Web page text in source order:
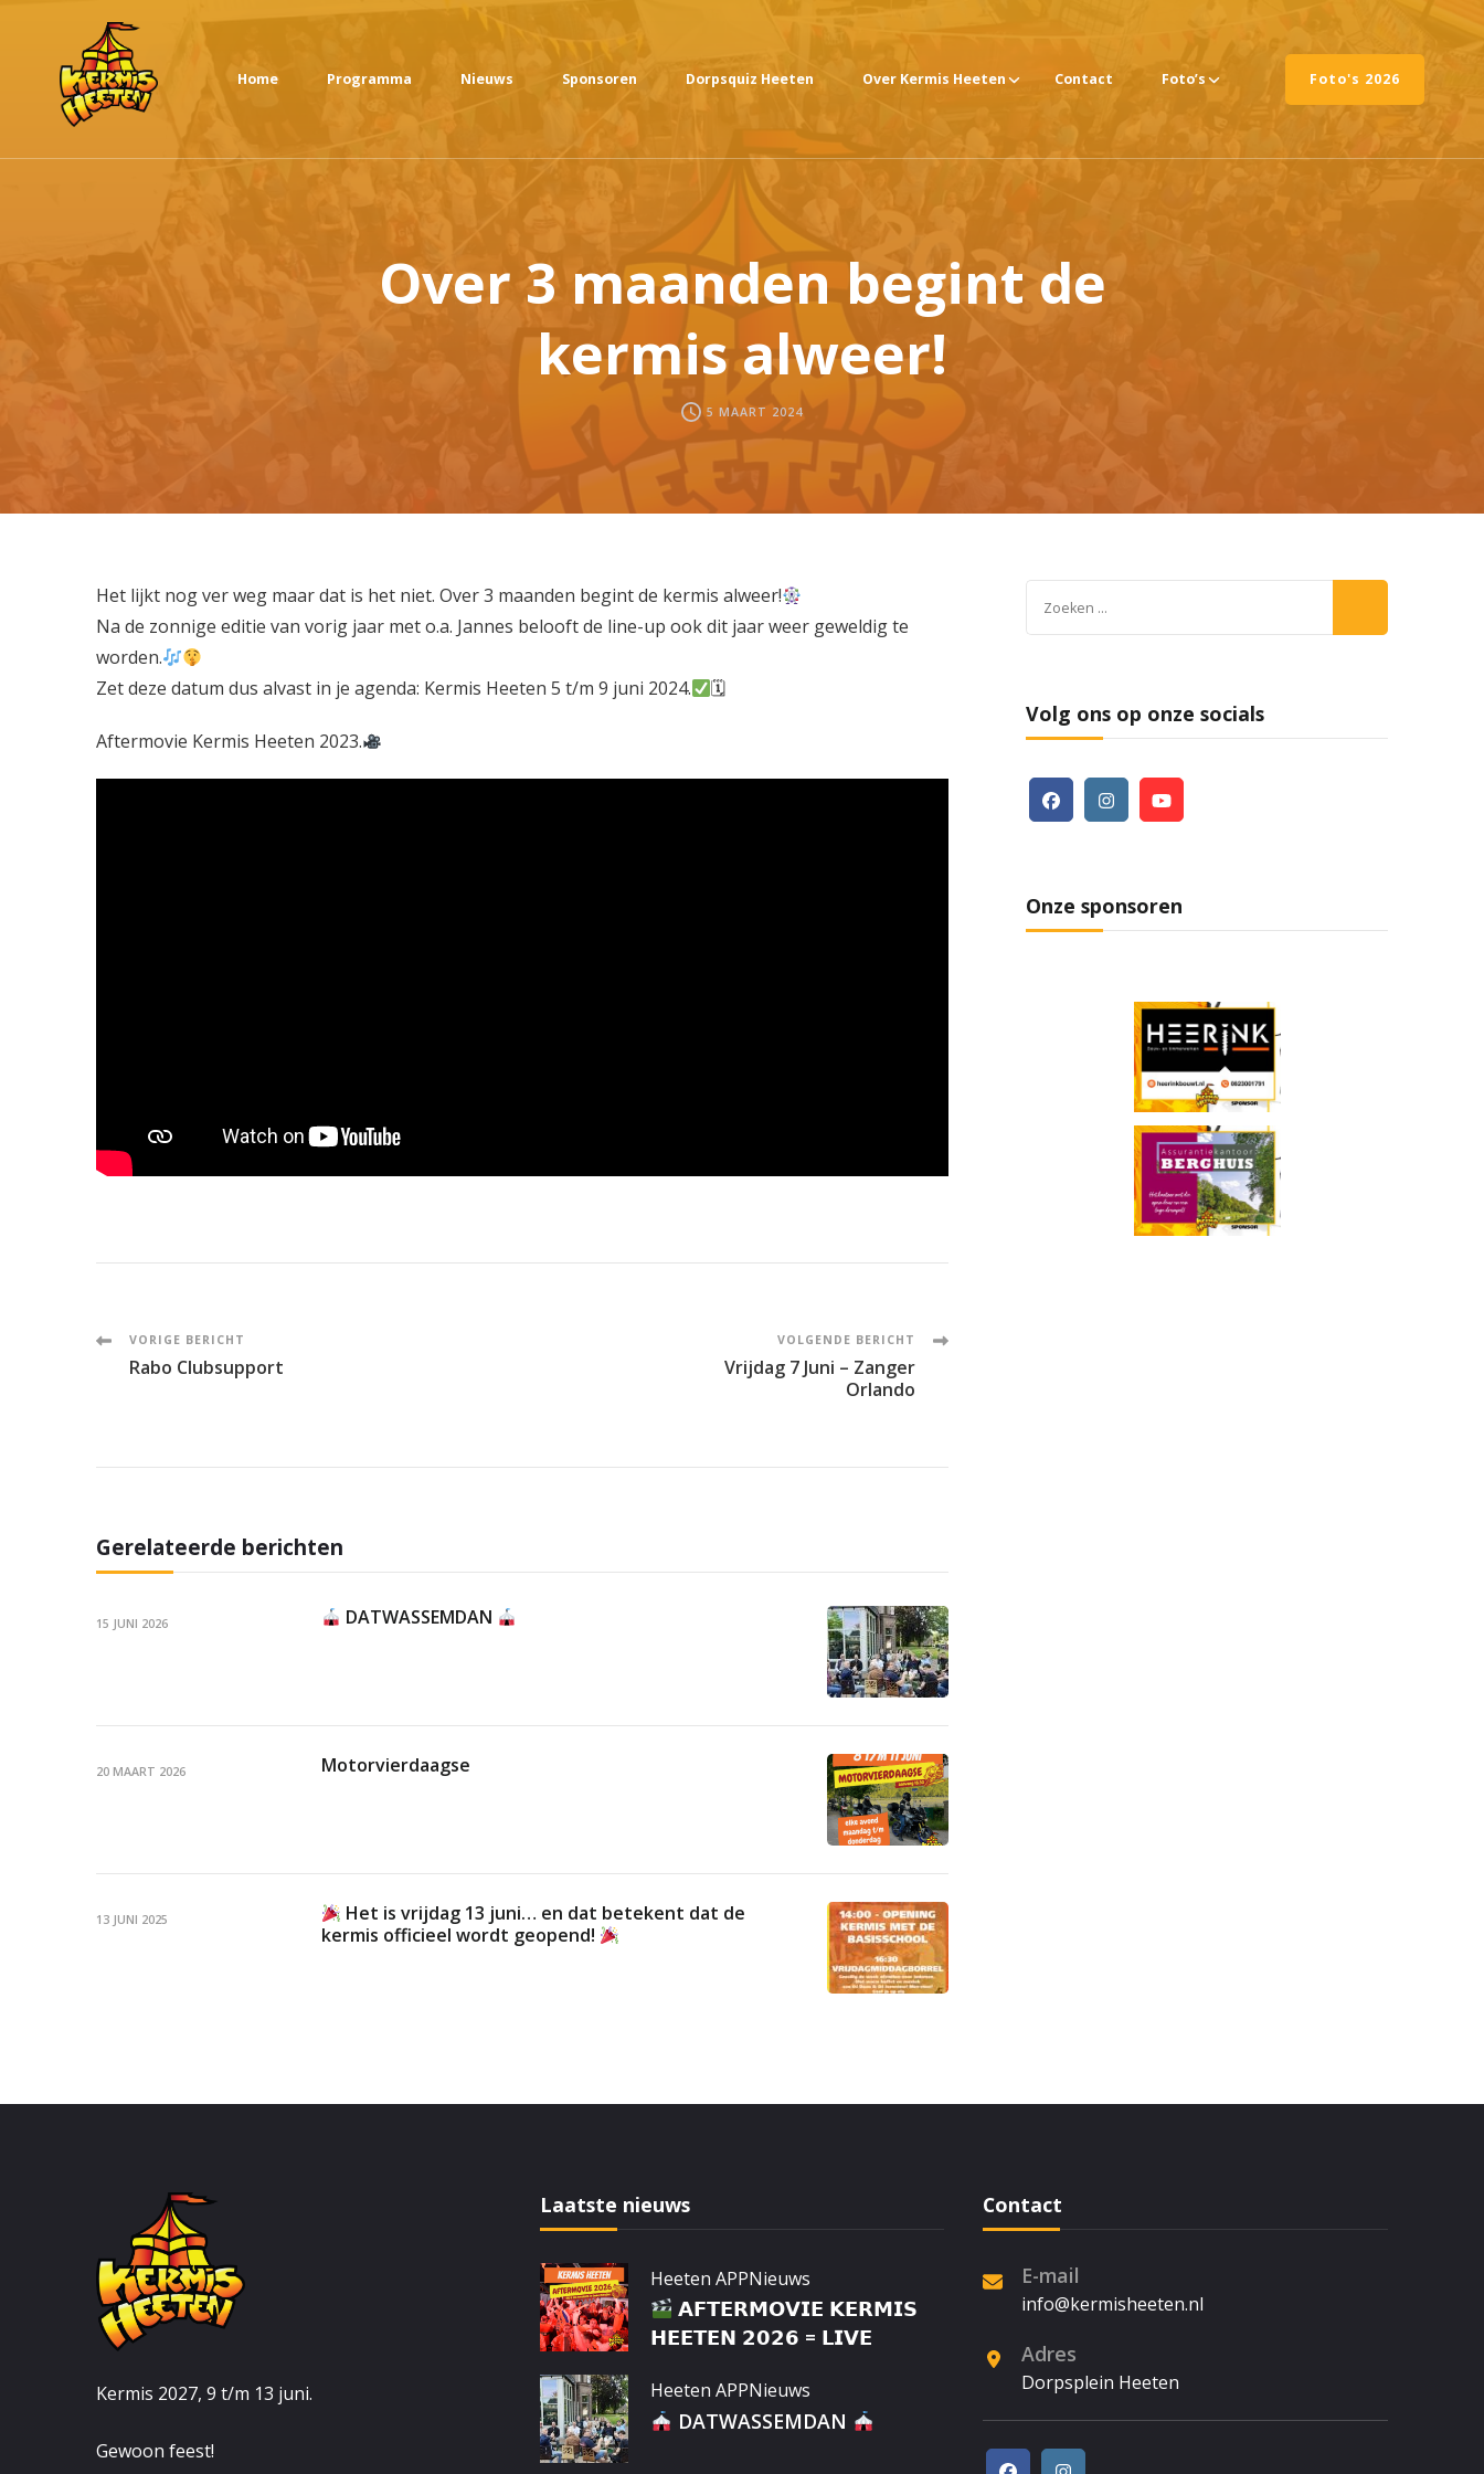
Home Programma Nieuws Sponsoren Dorpsquiz Heeten Over Kermis Heeten Contact Foto’s Foto's 2026
Over 3 maanden begint de
kermis alweer!
5 MAART 2024
Het lijkt nog ver weg maar dat is het niet. Over 3 maanden begint de kermis alweer!
Na de zonnige editie van vorig jaar met o.a. Jannes belooft de line-up ook dit jaar weer geweldig te
worden.
Zet deze datum dus alvast in je agenda: Kermis Heeten 5 t/m 9 juni 2024.
🗓
Aftermovie Kermis Heeten 2023.
Post
VORIGE BERICHT
Rabo Clubsupport
VOLGENDE BERICHT
Vrijdag 7 Juni – Zanger
Orlando
Gerelateerde berichten
15 JUNI 2026 DATWASSEMDAN
20 MAART 2026 Motorvierdaagse
13 JUNI 2025
Het is vrijdag 13 juni… en dat betekent dat de
kermis officieel wordt geopend!
Volg ons op onze socials
Onze sponsoren
Kermis 2027, 9 t/m 13 juni.
Gewoon feest!
Laatste nieuws
Heeten APPNieuws
𝗔𝗙𝗧𝗘𝗥𝗠𝗢𝗩𝗜𝗘 𝗞𝗘𝗥𝗠𝗜𝗦
𝗛𝗘𝗘𝗧𝗘𝗡 𝟮𝟬𝟮𝟲 = 𝗟𝗜𝗩𝗘
Heeten APPNieuws
DATWASSEMDAN
Contact
E-mail
info@kermisheeten.nl
Adres
Dorpsplein Heeten